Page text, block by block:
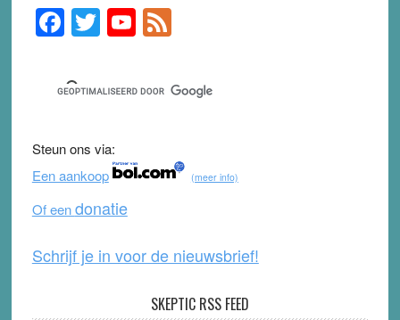
Primary
Sidebar
F
a
c
e
b
o
o
k
T
wi
tt
er
Y
o
u
T
b
e
F
e
d
Steun ons via:
Een aankoop
(meer info)
Of eendonatie
Schrijf je in voor de nieuwsbrief!
SKEPTIC RSS FEED